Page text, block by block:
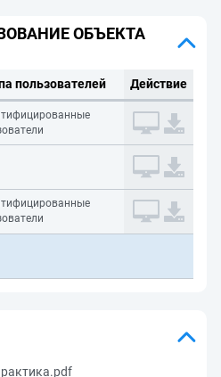
ОБЪЕКТА
пользователей Действие